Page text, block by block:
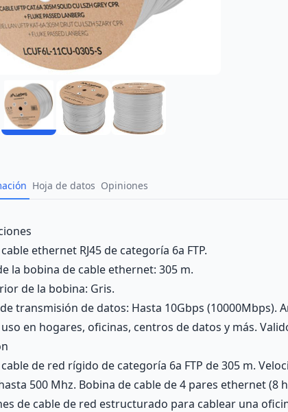
Hoja de datos Opiniones
ethernet RJ45 de categoría 6a FTP.
la bobina de cable ethernet: 305 m.
de la bobina: Gris.
transmisión de datos: Hasta 10Gbps (10000Mbps).
en hogares, oficinas, centros de datos y más.
de red rígido de categoría 6a FTP de 305 m.
500 Mhz. Bobina de cable de 4 pares ethernet (8
de cable de red estructurado para cablear una